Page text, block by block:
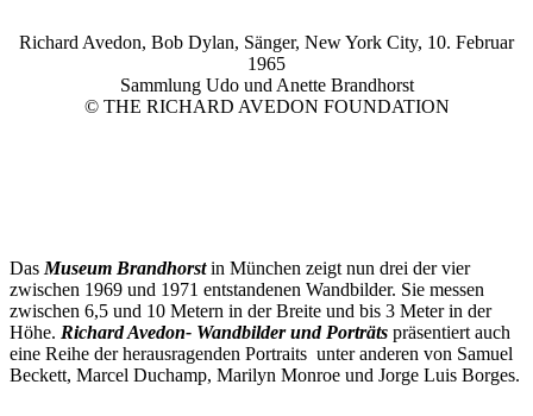
Richard Avedon, Bob Dylan, Sänger, New York City, 10. Februar
1965
Sammlung Udo und Anette Brandhorst
© THE RICHARD AVEDON FOUNDATION
Das Museum Brandhorstin München zeigt nun drei der vier
zwischen 1969 und 1971 entstandenen Wandbilder. Sie messen
zwischen 6,5 und 10 Metern in der Breite und bis 3 Meter in der
Höhe. Richard Avedon- Wandbilder und Porträts präsentiert auch
eine Reihe der herausragenden Portraits unter anderen von Samuel
Beckett, Marcel Duchamp, Marilyn Monroe und Jorge Luis Borges.